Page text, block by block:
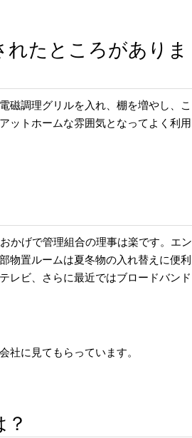
たところがありま
磁調理グリルを入れ、棚を増やし、こ
ットホームな雰囲気となってよく利用
かげで管理組合の理事は楽です。エン
物置ルームは夏冬物の入れ替えに便利
レビ、さらに最近ではブロードバンド
社に見てもらっています。